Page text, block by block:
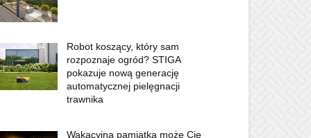
Robot koszący, który sam
rozpoznaje ogród? STIGA
pokazuje nową generację
automatycznej pielęgnacji
trawnika
Wakacyjna pamiątka może Cię